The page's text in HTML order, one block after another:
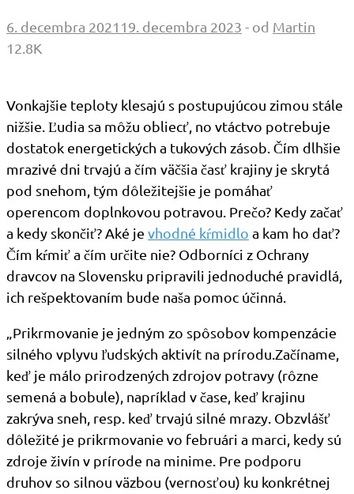
6. decembra 2021 19. decembra 2023 - od Martin
12.8K
Vonkajšie teploty klesajú s postupujúcou zimou stále
nižšie. Ľudia sa môžu obliecť, no vtáctvo potrebuje
dostatok energetických a tukových zásob. Čím dlhšie
mrazivé dni trvajú a čím väčšia časť krajiny je skrytá
pod snehom, tým dôležitejšie je pomáhať
operencom doplnkovou potravou. Prečo? Kedy začať
a kedy skončiť? Aké je vhodné kŕmidlo a kam ho dať?
Čím kŕmiť a čím určite nie? Odborníci z Ochrany
dravcov na Slovensku pripravili jednoduché pravidlá,
ich rešpektovaním bude naša pomoc účinná.
„Prikrmovanie je jedným zo spôsobov kompenzácie
silného vplyvu ľudských aktivít na prírodu.Začíname,
keď je málo prirodzených zdrojov potravy (rôzne
semená a bobule), napríklad v čase, keď krajinu
zakrýva sneh, resp. keď trvajú silné mrazy. Obzvlášť
dôležité je prikrmovanie vo februári a marci, kedy sú
zdroje živín v prírode na minime. Pre podporu
druhov so silnou väzbou (vernosťou) ku konkrétnej